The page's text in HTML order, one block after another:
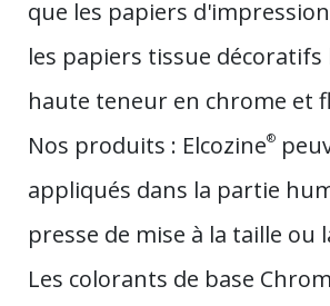
que les papiers
les papiers tissue
haute teneur en chrome et
Nos produits : Elcozine®
appliqués dans la partie
presse de mise à la taille ou
Les colorants de base